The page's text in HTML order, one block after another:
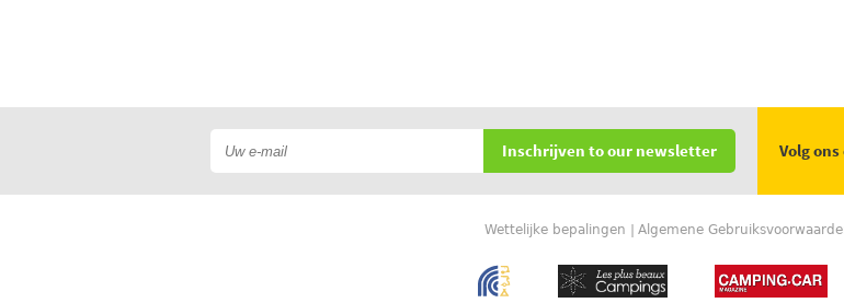
Inschrijven to our newsletter Volg
Wettelijke bepalingen Algemene